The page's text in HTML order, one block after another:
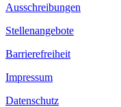
Ausschreibungen
Stellenangebote
Barrierefreiheit
Impressum
Datenschutz